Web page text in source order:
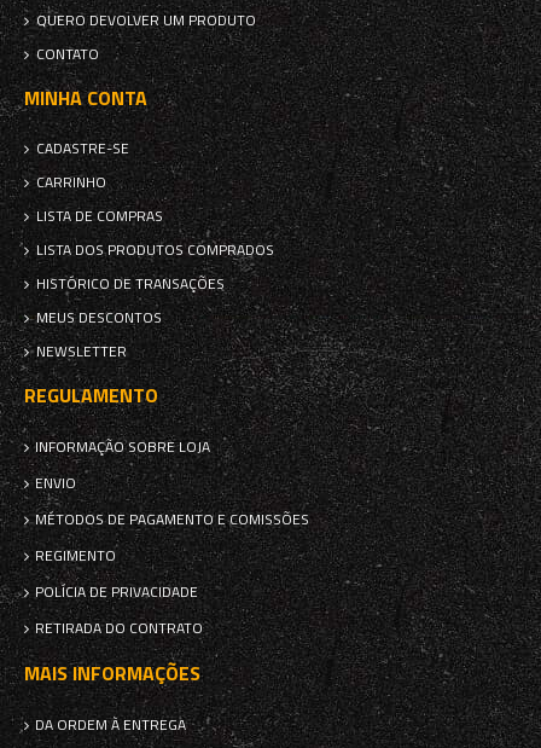
QUERO DEVOLVER UM PRODUTO
CONTATO
MINHA CONTA
CADASTRE-SE
CARRINHO
LISTA DE COMPRAS
LISTA DOS PRODUTOS COMPRADOS
HISTÓRICO DE TRANSAÇÕES
MEUS DESCONTOS
NEWSLETTER
REGULAMENTO
INFORMAÇÃO SOBRE LOJA
ENVIO
MÉTODOS DE PAGAMENTO E COMISSÕES
REGIMENTO
POLÍCIA DE PRIVACIDADE
RETIRADA DO CONTRATO
MAIS INFORMAÇÕES
DA ORDEM À ENTREGA